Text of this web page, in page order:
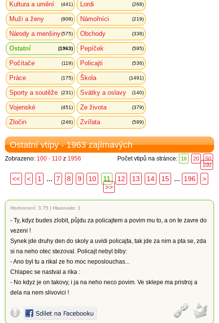
Kultura a umění (441) Lordi (268)
Muži a ženy (908) Námořníci (219)
Národy a menšiny(575) Obchody (338)
Ostatní (1963) Pepíček (595)
Počítače (119) Policajti (536)
Práce (175) Škola (1491)
Sporty a soutěže (231) Svátky a oslavy (140)
Vojenské (451) Ze života (379)
Zločin (246) Zvířata (589)
Ostatní vtipy - 1963 zajímavých
Zobrazeno: 100 - 110 z 1956 Počet vtipů na stránce: 10 20
50
100
<< < 1 ... 7 8 9 10 11 12 13 14 15 ... 196
>
>>
Hodnocení: 3.75 | Hlasovalo: 1
- Ty, kdyz budes zlobit, půjdu za policajtem a povim mu to, a on te zavre do
vezeni !
Synek jde druhy den do skoly a uvidi policajta, tak jde za nim a pta se, zda
si na neho otec stezoval. Policajt nebyl blby:
- Ano byl tu a rikal ze ho moc neposlouchas...
Chlapec se nastval a rika :
- No kdyz je on takovy, i ja na neho neco povim. Ve sklepe ma pristroj a
dela na nem slivovici !